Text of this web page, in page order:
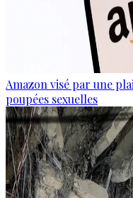
Amazon visé par une
poupées sexuelles